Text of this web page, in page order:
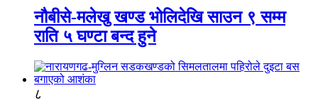
नौबीसे-मलेखु खण्ड भोलिदेखि साउन ९ सम्म
राति ५ घण्टा बन्द हुने
८